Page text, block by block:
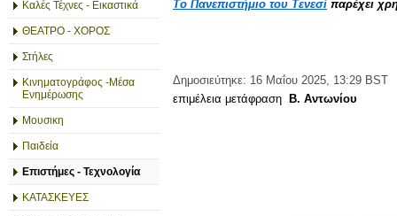
Καλές Τέχνες - Εικαστικά
ΘΕΑΤΡΟ - ΧΟΡΟΣ
Στήλες
Κινηματογράφος -Μέσα
Ενημέρωσης
Μουσικη
Παιδεία
Επιστήμες - Τεχνολογία
ΚΑΤΑΣΚΕΥΕΣ
Το Πανεπιστήμιο του Τενεσίπαρέχει
Δημοσιεύτηκε: 16 Μαΐου 2025, 13:29 BST
επιμέλεια μετάφραση
Β. Αντωνίου